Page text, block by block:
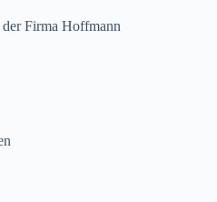
Firma Hoffmann